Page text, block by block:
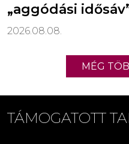
„aggódási
2026.08.08.
MÉG
TÁMOGATOTT